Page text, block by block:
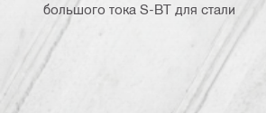
большого тока S-BT для стали